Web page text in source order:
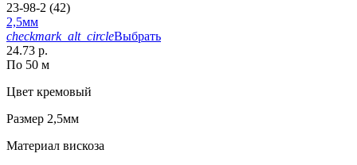
23-98-2 (42)
2,5мм
checkmark_alt_circleВыбрать
24.73 р.
По 50 м
Цвет кремовый
Размер 2,5мм
Материал вискоза